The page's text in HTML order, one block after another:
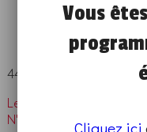
44 Rue du Chesnois
Les inscriptions à ce
N'hésitez pas à en
Vous
Cliquez ici